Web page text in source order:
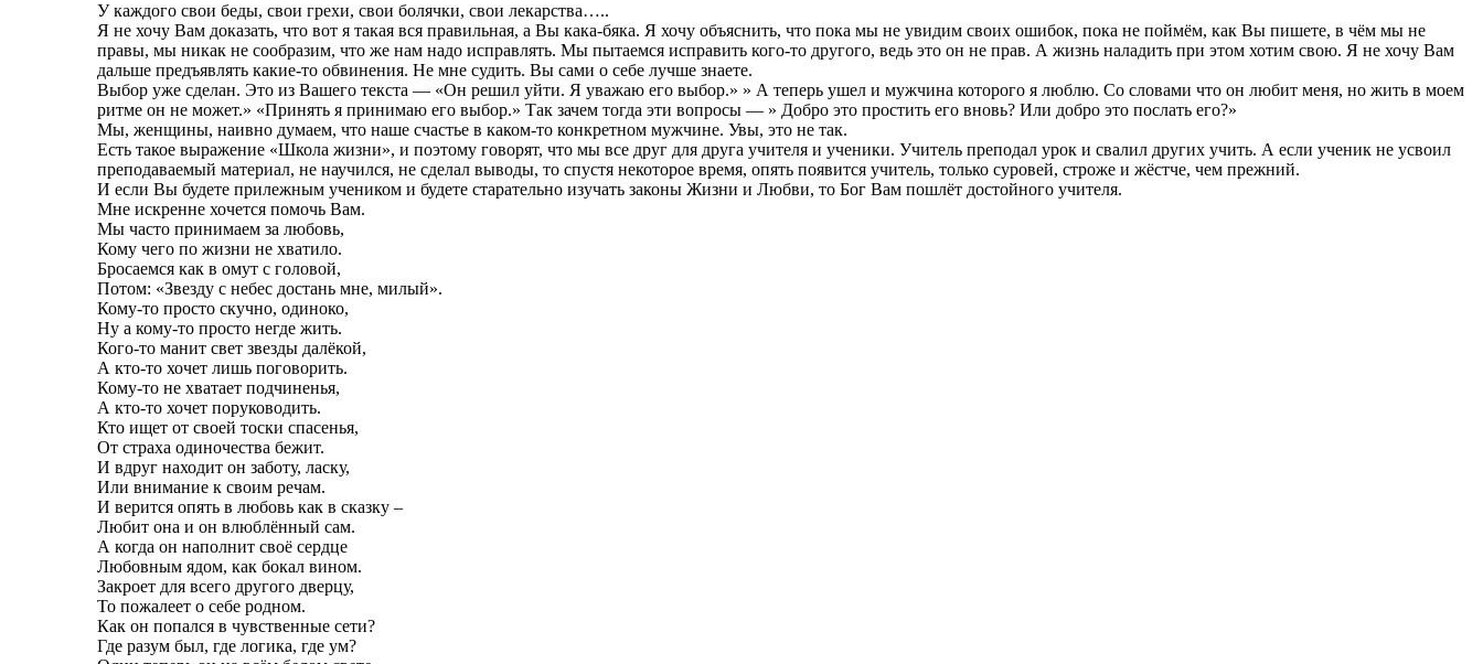
У каждого свои беды, свои грехи, свои болячки, свои лекарства…..
Я не хочу Вам доказать, что вот я такая вся правильная, а Вы кака-бяка. Я хочу объяснить, что пока мы не увидим своих ошибок, пока не поймём, как Вы пишете, в чём мы не
правы, мы никак не сообразим, что же нам надо исправлять. Мы пытаемся исправить кого-то другого, ведь это он не прав. А жизнь наладить при этом хотим свою. Я не хочу Вам
дальше предъявлять какие-то обвинения. Не мне судить. Вы сами о себе лучше знаете.
Выбор уже сделан. Это из Вашего текста — «Он решил уйти. Я уважаю его выбор.» » А теперь ушел и мужчина которого я люблю. Со словами что он любит меня, но жить в моем
ритме он не может.» «Принять я принимаю его выбор.» Так зачем тогда эти вопросы — » Добро это простить его вновь? Или добро это послать его?»
Мы, женщины, наивно думаем, что наше счастье в каком-то конкретном мужчине. Увы, это не так.
Есть такое выражение «Школа жизни», и поэтому говорят, что мы все друг для друга учителя и ученики. Учитель преподал урок и свалил других учить. А если ученик не усвоил
преподаваемый материал, не научился, не сделал выводы, то спустя некоторое время, опять появится учитель, только суровей, строже и жёстче, чем прежний.
И если Вы будете прилежным учеником и будете старательно изучать законы Жизни и Любви, то Бог Вам пошлёт достойного учителя.
Мне искренне хочется помочь Вам.
Мы часто принимаем за любовь,
Кому чего по жизни не хватило.
Бросаемся как в омут с головой,
Потом: «Звезду с небес достань мне, милый».
Кому-то просто скучно, одиноко,
Ну а кому-то просто негде жить.
Кого-то манит свет звезды далёкой,
А кто-то хочет лишь поговорить.
Кому-то не хватает подчиненья,
А кто-то хочет поруководить.
Кто ищет от своей тоски спасенья,
От страха одиночества бежит.
И вдруг находит он заботу, ласку,
Или внимание к своим речам.
И верится опять в любовь как в сказку –
Любит она и он влюблённый сам.
А когда он наполнит своё сердце
Любовным ядом, как бокал вином.
Закроет для всего другого дверцу,
То пожалеет о себе родном.
Как он попался в чувственные сети?
Где разум был, где логика, где ум?